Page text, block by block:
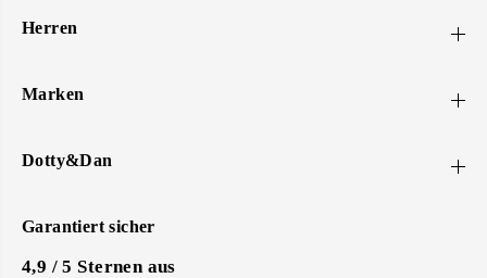
Herren
Marken
Dotty&Dan
Garantiert sicher
4,9 / 5 Sternen aus